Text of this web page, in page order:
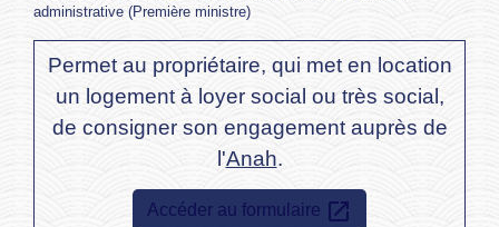
administrative (Première ministre)
Permet au propriétaire, qui met en location
un logement à loyer social ou très social,
de consigner son engagement auprès de
l'Anah.
Accéder au formulaire open_in_new